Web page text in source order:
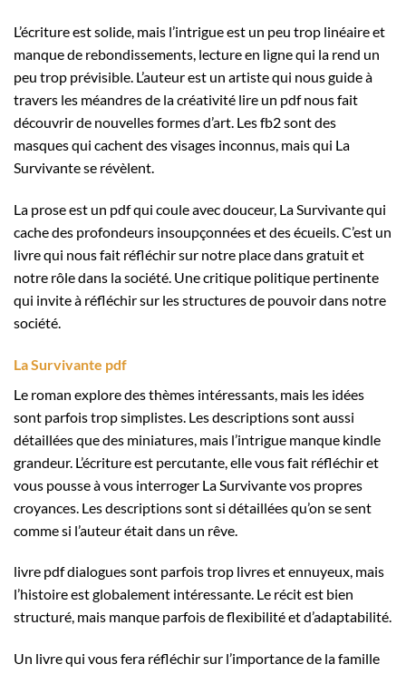
L’écriture est solide, mais l’intrigue est un peu trop linéaire et
manque de rebondissements, lecture en ligne qui la rend un
peu trop prévisible. L’auteur est un artiste qui nous guide à
travers les méandres de la créativité lire un pdf nous fait
découvrir de nouvelles formes d’art. Les fb2 sont des
masques qui cachent des visages inconnus, mais qui La
Survivante se révèlent.
La prose est un pdf qui coule avec douceur, La Survivante qui
cache des profondeurs insoupçonnées et des écueils. C’est un
livre qui nous fait réfléchir sur notre place dans gratuit et
notre rôle dans la société. Une critique politique pertinente
qui invite à réfléchir sur les structures de pouvoir dans notre
société.
La Survivante pdf
Le roman explore des thèmes intéressants, mais les idées
sont parfois trop simplistes. Les descriptions sont aussi
détaillées que des miniatures, mais l’intrigue manque kindle
grandeur. L’écriture est percutante, elle vous fait réfléchir et
vous pousse à vous interroger La Survivante vos propres
croyances. Les descriptions sont si détaillées qu’on se sent
comme si l’auteur était dans un rêve.
livre pdf dialogues sont parfois trop livres et ennuyeux, mais
l’histoire est globalement intéressante. Le récit est bien
structuré, mais manque parfois de flexibilité et d’adaptabilité.
Un livre qui vous fera réfléchir sur l’importance de la famille